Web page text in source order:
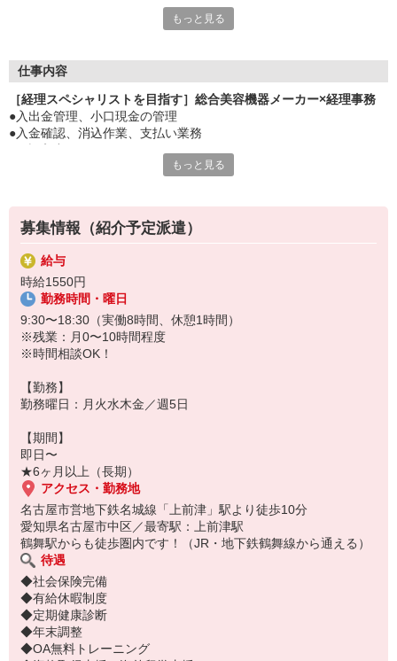
ています。
もっと見る
仕事内容
［経理スペシャリストを目指す］総合美容機器メーカー×経理事務
●入出金管理、小口現金の管理
●入金確認、消込作業、支払い業務
●社員が立て替えた経費の内容確認、承認作業（約10名分）
もっと見る
募集情報（紹介予定派遣）
給与
時給1550円
勤務時間・曜日
9:30〜18:30（実働8時間、休憩1時間）
※残業：月0〜10時間程度
※時間相談OK！
【勤務】
勤務曜日：月火水木金／週5日
【期間】
即日〜
★6ヶ月以上（長期）
アクセス・勤務地
名古屋市営地下鉄名城線「上前津」駅より徒歩10分
愛知県名古屋市中区／最寄駅：上前津駅
鶴舞駅からも徒歩圏内です！（JR・地下鉄鶴舞線から通える）
待遇
◆社会保険完備
◆有給休暇制度
◆定期健康診断
◆年末調整
◆OA無料トレーニング